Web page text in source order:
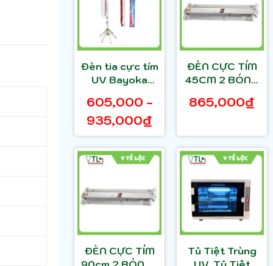
Đèn tia cực tím
UV Bayoka
bóng đèn
đứng hoặc
treo tường
605,000 -
935,000₫
ĐÈN CỰC TÍM
45CM 2 BÓNG
bóng)
865,000₫
ĐÈN CỰC TÍM
Tủ Tiệt Trùng